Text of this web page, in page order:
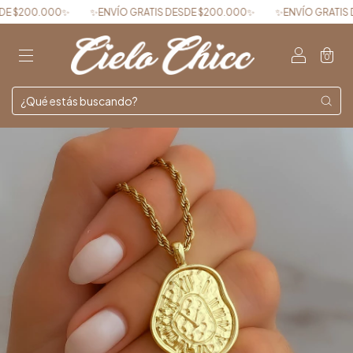
✨ENVÍO GRATIS DESDE $200.000✨ ✨ENVÍO GRATIS DESDE
0